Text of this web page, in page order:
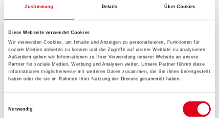
Zustimmung Details Über Cookies
Diese Webseite verwendet Cookies
Wir verwenden Cookies, um Inhalte und Anzeigen zu personalisieren, Funktionen für
soziale Medien anbieten zu können und die Zugriffe auf unsere Website zu analysieren.
Außerdem geben wir Informationen zu Ihrer Verwendung unserer Website an unsere
Partner für soziale Medien, Werbung und Analysen weiter. Unsere Partner führen diese
Informationen möglicherweise mit weiteren Daten zusammen, die Sie ihnen bereitgestellt
haben oder die sie im Rahmen Ihrer Nutzung der Dienste gesammelt haben.
Notwendig
Zahnspachtel kann der transparent trocknende Tapetenkleber leicht und
zügig aufgetragen und innerhalb von 20 Minuten korrigiert
ergiebig für bis zu 3,75m² Tapete.
Gebinde